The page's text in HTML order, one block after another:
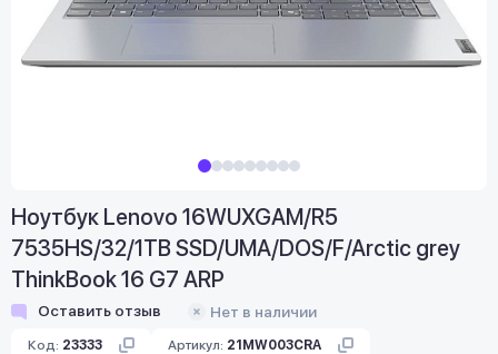
Ноутбук Lenovo 16WUXGAM/R5
7535HS/32/1TB SSD/UMA/DOS/F/Arctic grey
ThinkBook 16 G7 ARP
Оставить отзыв Нет в наличии
Код: 23333 Артикул: 21MW003CRA